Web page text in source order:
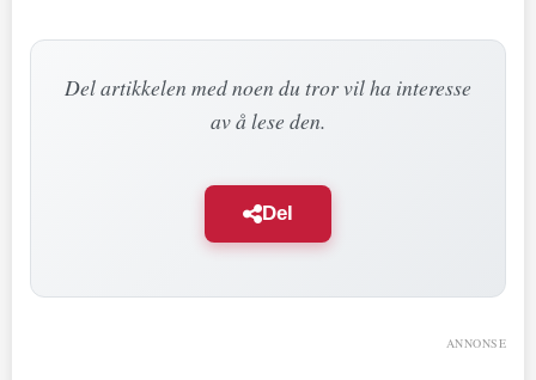
Del artikkelen med noen du tror vil ha interesse
av å lese den.
Del
ANNONSE